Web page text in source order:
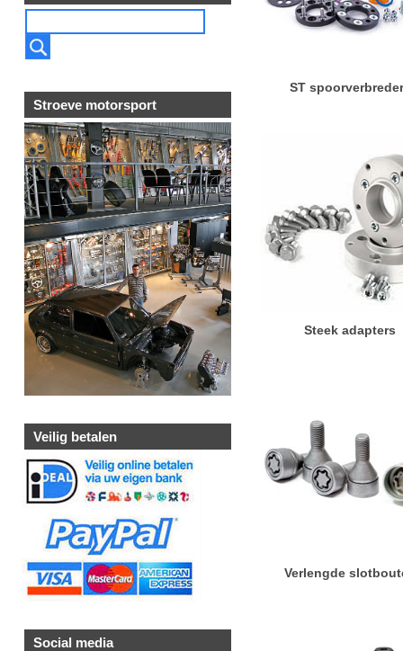
Stroeve motorsport
Veilig betalen
Social media
ST
Steek adapters
Verlengde